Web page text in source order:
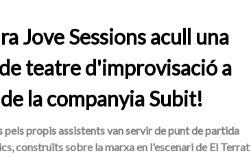
Jove Sessions acull una
teatre d'improvisació a
la companyia Subit!
pels propis assistents van servir de punt de partida
construïts sobre la marxa en l'escenari de El Terrat